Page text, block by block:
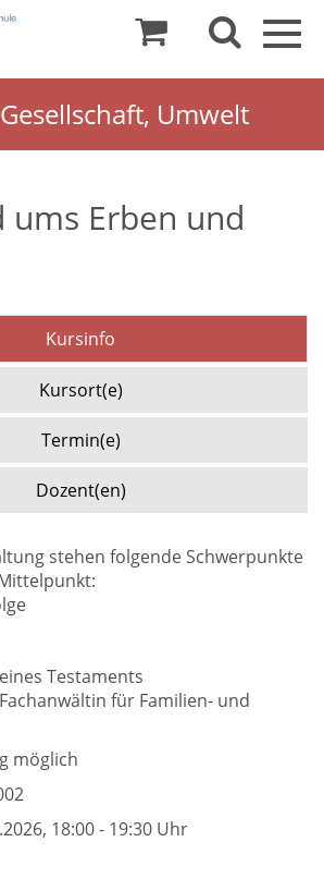
Umwelt
ums Erben und
Kursinfo
Kursort(e)
Termin(e)
Dozent(en)
stehen folgende Schwerpunkte
Testaments
für Familien- und
möglich
18:00 - 19:30 Uhr